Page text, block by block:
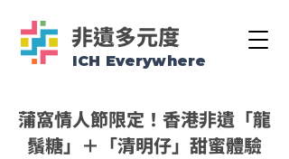
非遺多元度
ICH Everywhere
蒲窩情人節限定！香港非遺「龍
鬚糖」＋「清明仔」甜蜜體驗